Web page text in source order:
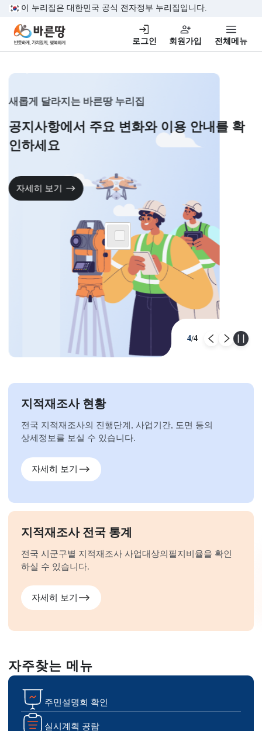
본문 바로가기
이 누리집은 대한민국 공식 전자정부 누리집입니다.
바른땅,반듯하게, 가치있게,행복하게
로그인 회원가입 전체
공지사항에서 주요 변화와
이용 안내를
이전
전국 지적재조사의 진행단계, 사업기간, 도면 등의
지적재조사 전국 통계
하실 수 있습니다.
자세히 보기